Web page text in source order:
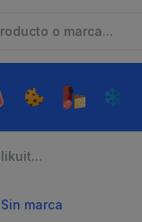
Sin marca